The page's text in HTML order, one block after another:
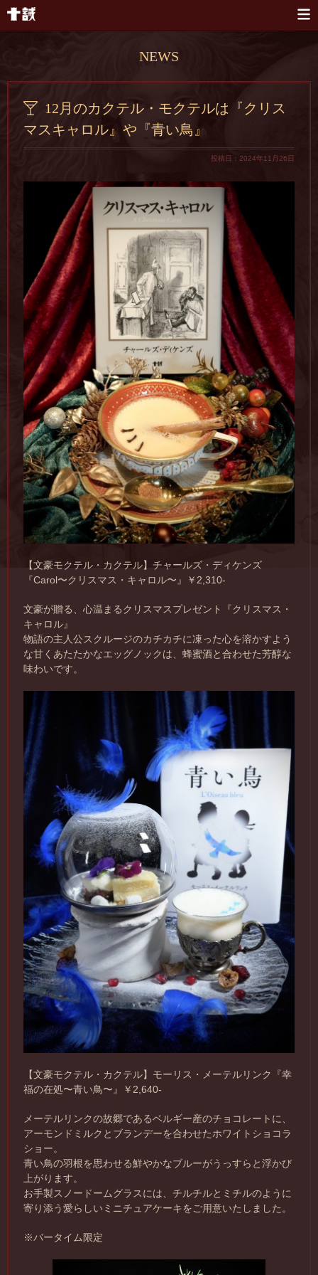
NEWS
12月のカクテル・モクテルは『クリス
マスキャロル』や『青い鳥』
投稿日：2024年11月26日
【文豪モクテル・カクテル】チャールズ・ディケンズ
『Carol〜クリスマス・キャロル〜』￥2,310-
文豪が贈る、心温まるクリスマスプレゼント『クリスマス・
キャロル』
物語の主人公スクルージのカチカチに凍った心を溶かすよう
な甘くあたたかなエッグノックは、蜂蜜酒と合わせた芳醇な
味わいです。
【文豪モクテル・カクテル】モーリス・メーテルリンク『幸
福の在処〜青い鳥〜』￥2,640-
メーテルリンクの故郷であるベルギー産のチョコレートに、
アーモンドミルクとブランデーを合わせたホワイトショコラ
ショー。
青い鳥の羽根を思わせる鮮やかなブルーがうっすらと浮かび
上がります。
お手製スノードームグラスには、チルチルとミチルのように
寄り添う愛らしいミニチュアケーキをご用意いたしました。
※バータイム限定